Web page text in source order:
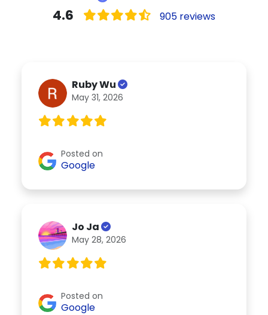
4.6 905 reviews
Ruby Wu
May 31, 2026
Posted on
Google
Jo Ja
May 28, 2026
Posted on
Google